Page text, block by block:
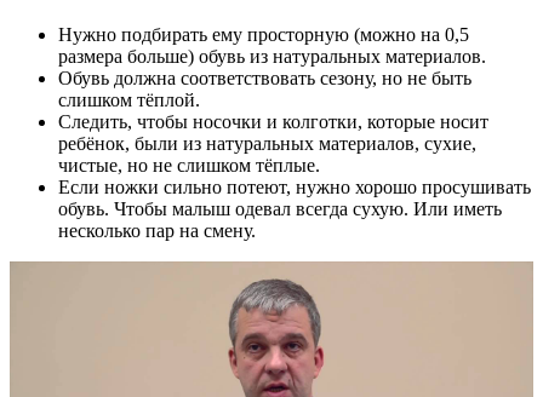
Нужно подбирать ему просторную (можно на 0,5
размера больше) обувь из натуральных материалов.
Обувь должна соответствовать сезону, но не быть
слишком тёплой.
Следить, чтобы носочки и колготки, которые носит
ребёнок, были из натуральных материалов, сухие,
чистые, но не слишком тёплые.
Если ножки сильно потеют, нужно хорошо просушивать
обувь. Чтобы малыш одевал всегда сухую. Или иметь
несколько пар на смену.